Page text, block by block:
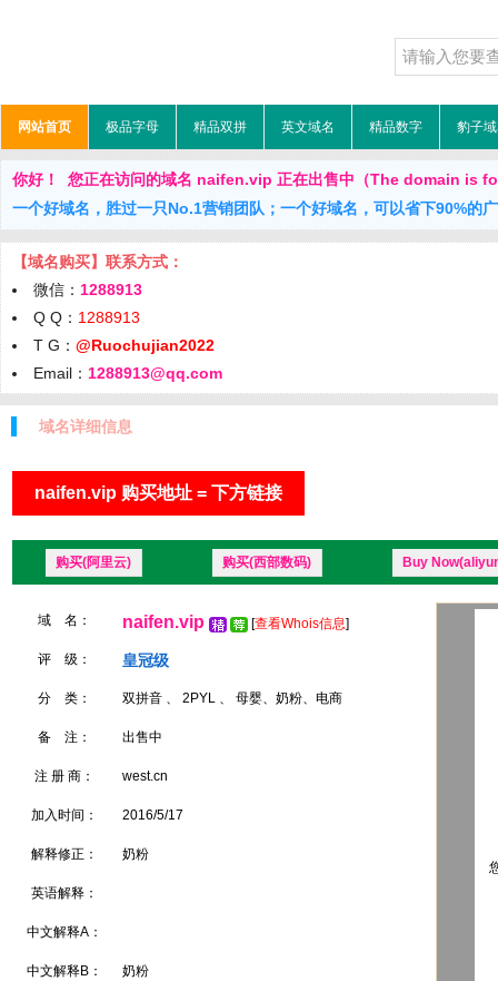
网站首页 极品字母 精品双拼 英文域名 精品数字 豹子
你好！ 您正在访问的域名 naifen.vip 正在出售中（The domain is
一个好域名，胜过一只No.1营销团队；一个好域名，可以省下90%的
【域名购买】联系方式：
微信： 1288913
Q Q： 1288913
T G： @Ruochujian2022
Email： 1288913@qq.com
域名详细信息
naifen.vip 购买地址 = 下方链接
购买(阿里云) 购买(西部数码) Buy
域 名： naifen.vip [查看Whois信息]
评 级： 皇冠级
分 类： 双拼音 、 2PYL 、 母婴、奶粉、电商
备 注： 出售中
注 册 商： west.cn
加入时间： 2016/5/17
解释修正： 奶粉
英语解释：
中文解释A：
中文解释B： 奶粉